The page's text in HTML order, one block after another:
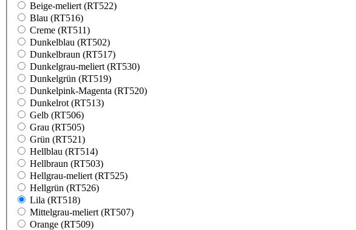
Beige-meliert (RT522)
Blau (RT516)
Creme (RT511)
Dunkelblau (RT502)
Dunkelbraun (RT517)
Dunkelgrau-meliert (RT530)
Dunkelgrün (RT519)
Dunkelpink-Magenta (RT520)
Dunkelrot (RT513)
Gelb (RT506)
Grau (RT505)
Grün (RT521)
Hellblau (RT514)
Hellbraun (RT503)
Hellgrau-meliert (RT525)
Hellgrün (RT526)
Lila (RT518)
Mittelgrau-meliert (RT507)
Orange (RT509)